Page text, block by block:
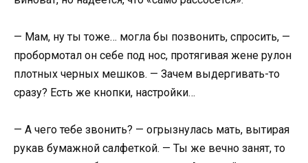
— Мам, ну ты тоже… могла бы позвонить, спросить, —
пробормотал он себе под нос, протягивая жене рулон
плотных черных мешков. — Зачем выдергивать-то
сразу? Есть же кнопки, настройки…
— А чего тебе звонить? — огрызнулась мать, вытирая
рукав бумажной салфеткой. — Ты же вечно занят, то